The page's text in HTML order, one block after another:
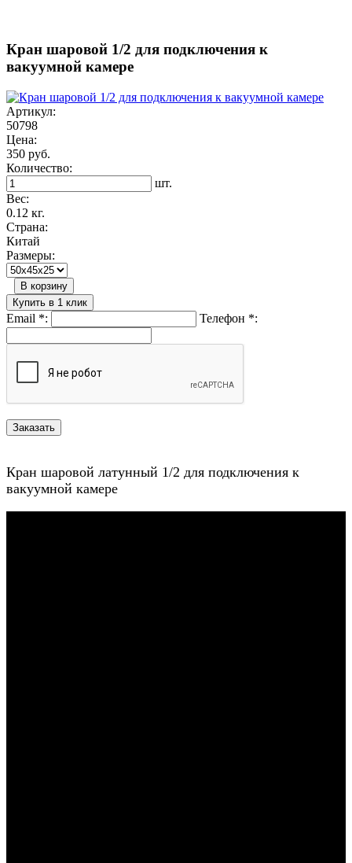
Кран шаровой 1/2 для подключения к
вакуумной камере
Артикул:
50798
Цена:
350 руб.
Количество:
шт.
Вес:
0.12 кг.
Страна:
Китай
Размеры:
В корзину
Купить в 1 клик
Email *: Телефон *:
Кран шаровой латунный 1/2 для подключения к
вакуумной камере